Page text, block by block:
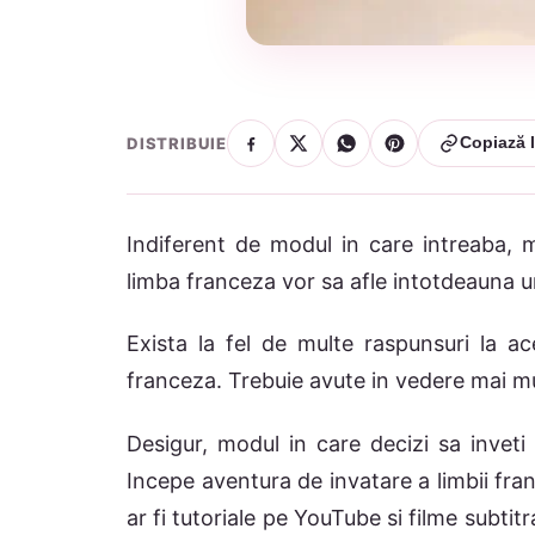
DISTRIBUIE Copiază
Indiferent de modul in care intreaba,
limba franceza vor sa afle intotdeauna
Exista la fel de multe raspunsuri la
franceza. Trebuie avute in vedere mai
Desigur, modul in care decizi sa
Incepe aventura de invatare a limbii
ar fi tutoriale pe YouTube si filme